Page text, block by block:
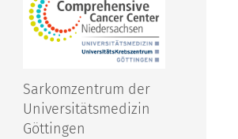
Sarkomzentrum der
Universitätsmedizin
Göttingen